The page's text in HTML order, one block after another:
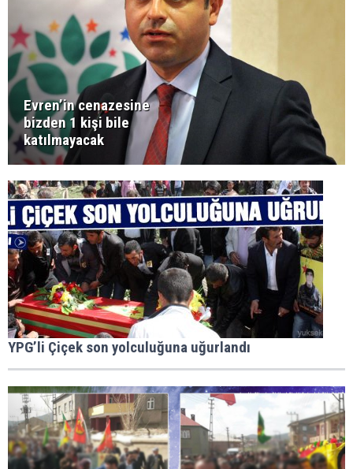
Evren’in cenazesine
bizden 1 kişi bile
katılmayacak
YPG’li Çiçek son yolculuğuna uğurlandı